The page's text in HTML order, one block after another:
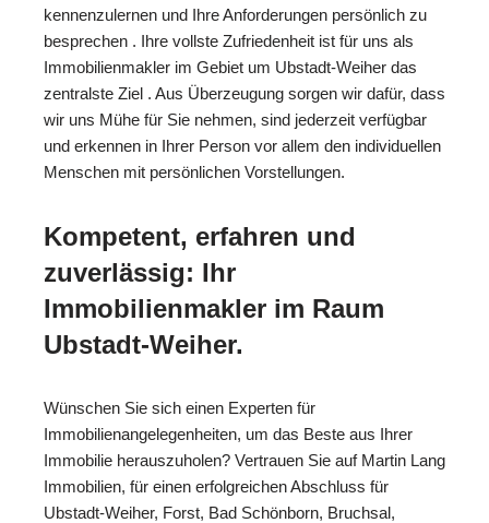
kennenzulernen und Ihre Anforderungen persönlich zu
besprechen . Ihre vollste Zufriedenheit ist für uns als
Immobilienmakler im Gebiet um Ubstadt-Weiher das
zentralste Ziel . Aus Überzeugung sorgen wir dafür, dass
wir uns Mühe für Sie nehmen, sind jederzeit verfügbar
und erkennen in Ihrer Person vor allem den individuellen
Menschen mit persönlichen Vorstellungen.
Kompetent, erfahren und
zuverlässig: Ihr
Immobilienmakler im Raum
Ubstadt-Weiher.
Wünschen Sie sich einen Experten für
Immobilienangelegenheiten, um das Beste aus Ihrer
Immobilie herauszuholen? Vertrauen Sie auf Martin Lang
Immobilien, für einen erfolgreichen Abschluss für
Ubstadt-Weiher, Forst, Bad Schönborn, Bruchsal,